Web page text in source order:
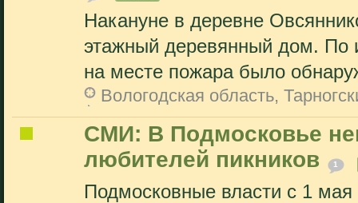
Накануне в деревне
этажный деревянный дом. По
на месте пожара было
Вологодская область,
СМИ: В Подмосковье
любителей пикников
1
Подмосковные власти с 1 мая